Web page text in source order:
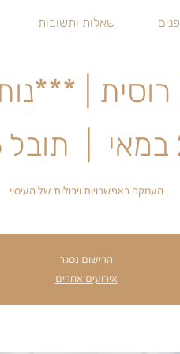
שאלות ותשובות
תובל 16 רמת גן
העמקה באפשרויות ויכולות של העיסוי
הרישום נסגר
אירועים אחרים